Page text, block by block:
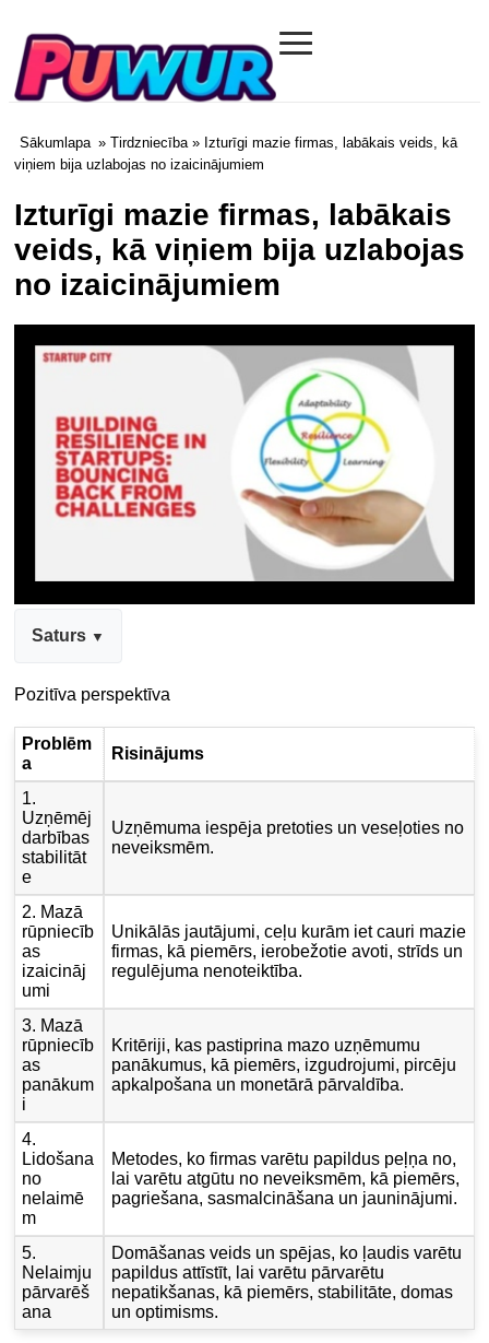
Puwur.com
≡
Sākumlapa » Tirdzniecība» Izturīgi mazie firmas, labākais veids, kā
viņiem bija uzlabojas no izaicinājumiem
Izturīgi mazie firmas, labākais
veids, kā viņiem bija uzlabojas
no izaicinājumiem
Saturs
Pozitīva perspektīva
Problēm
a
Risinājums
1.
Uzņēmēj
darbības
stabilitāt
e
Uzņēmuma iespēja pretoties un veseļoties no
neveiksmēm.
2. Mazā
rūpniecīb
as
izaicināj
umi
Unikālās jautājumi, ceļu kurām iet cauri mazie
firmas, kā piemērs, ierobežotie avoti, strīds un
regulējuma nenoteiktība.
3. Mazā
rūpniecīb
as
panākum
i
Kritēriji, kas pastiprina mazo uzņēmumu
panākumus, kā piemērs, izgudrojumi, pircēju
apkalpošana un monetārā pārvaldība.
4.
Lidošana
no
nelaimē
m
Metodes, ko firmas varētu papildus peļņa no,
lai varētu atgūtu no neveiksmēm, kā piemērs,
pagriešana, sasmalcināšana un jauninājumi.
5.
Nelaimju
pārvarēš
ana
Domāšanas veids un spējas, ko ļaudis varētu
papildus attīstīt, lai varētu pārvarētu
nepatikšanas, kā piemērs, stabilitāte, domas
un optimisms.